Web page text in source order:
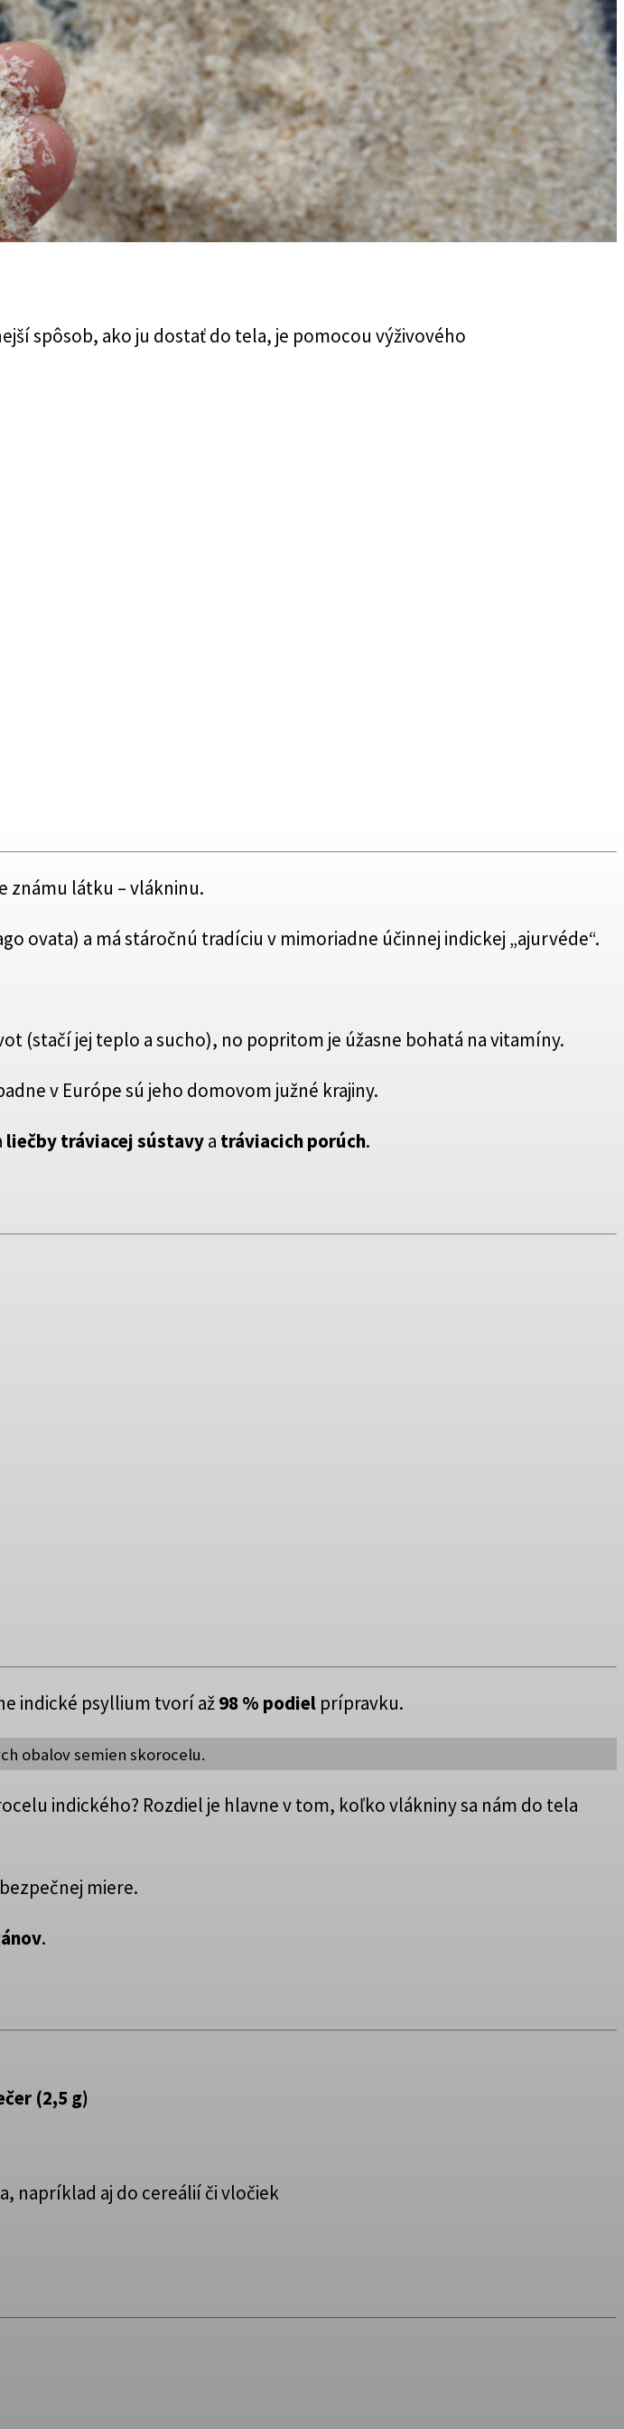
spôsob, ako ju dostať do tela, je pomocou výživového
známu látku – vlákninu.
ovata) a má stáročnú tradíciu v mimoriadne účinnej indickej „ajurvéde“.
(stačí jej teplo a sucho), no popritom je úžasne bohatá na vitamíny.
v Európe sú jeho domovom južné krajiny.
liečby tráviacej sústavya tráviacich porúch.
indické psyllium tvorí až98 % podiel prípravku.
obalov semien skorocelu.
indického? Rozdiel je hlavne v tom, koľko vlákniny sa nám do tela
miere.
.
(2,5 g)
napríklad aj do cereálií či vločiek